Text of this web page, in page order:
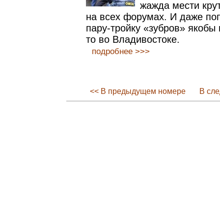
жажда мести
на всех форумах. И даже
пару-тройку «зубров»
то во Владивостоке.
подробнее >>>
<< В предыдущем номере В